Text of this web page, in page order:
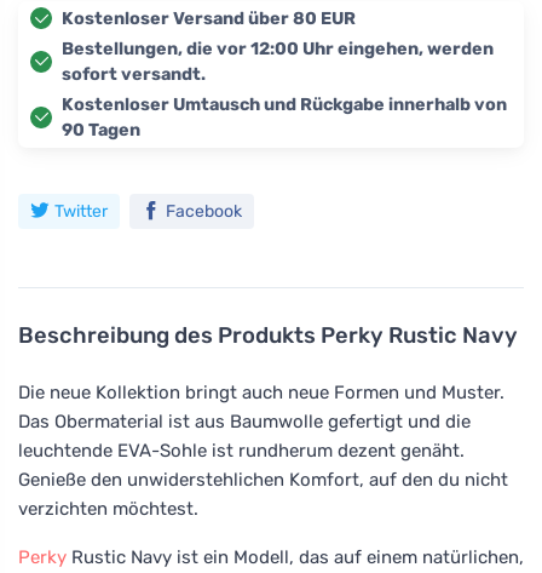
Beschreibung des Produkts Perky Rustic Navy
Die neue Kollektion bringt auch neue Formen und Muster.
Das Obermaterial ist aus Baumwolle gefertigt und die
leuchtende EVA-Sohle ist rundherum dezent genäht.
Genieße den unwiderstehlichen Komfort, auf den du nicht
verzichten möchtest.
Perky Rustic Navy ist ein Modell, das auf einem natürlichen,
Kostenloser Versand über 80 EUR
Bestellungen, die vor 12:00 Uhr eingehen, werden
sofort versandt.
Kostenloser Umtausch und Rückgabe innerhalb von
90 Tagen
Twitter Facebook